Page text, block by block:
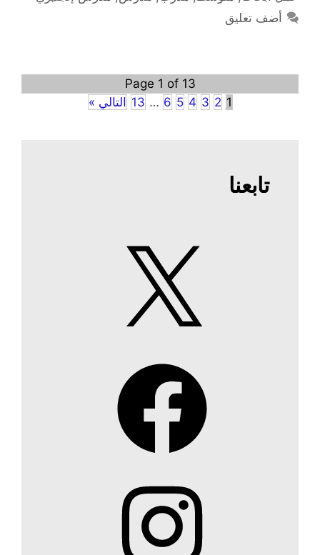
أضف تعليق
Page 1 of 13
1
2
3
4
5
6
…
13 التالي »
تابعنا
Facebook
Instagram